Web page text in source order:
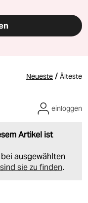
Neueste / Älteste
Artikel ist
ausgewählten
sie zu finden.
einloggen